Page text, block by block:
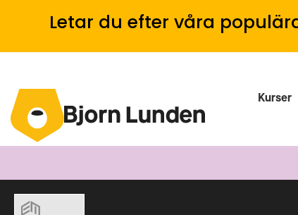
Letar du efter våra
Kurser